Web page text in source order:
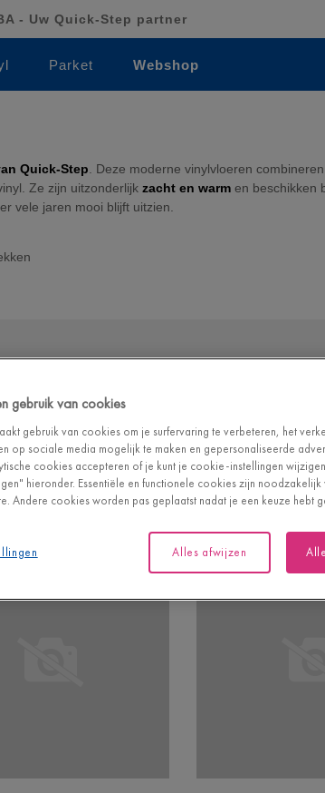
- Uw Quick-Step partner
Parket Webshop
Quick-Step . Deze moderne vinylvloeren
Ze zijn uitzonderlijk zacht en warm en beschikken
vele jaren mooi blijft uitzien.
gebruik van cookies
gebruik van cookies om je surfervaring te verbeteren, het
op sociale media mogelijk te maken en gepersonaliseerde
cookies accepteren of je kunt je cookie-instellingen
hieronder. Essentiële en functionele cookies zijn
Andere cookies worden pas geplaatst nadat je een keuze hebt
Alles afwijzen